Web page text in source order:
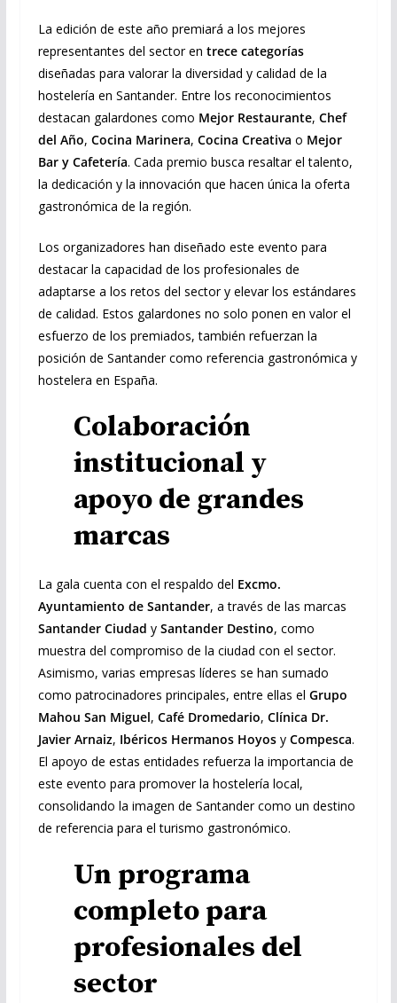
La edición de este año premiará a los mejores
representantes del sector en trece categorías
diseñadas para valorar la diversidad y calidad de la
hostelería en Santander. Entre los reconocimientos
destacan galardones como Mejor Restaurante, Chef
del Año, Cocina Marinera, Cocina Creativa o Mejor
Bar y Cafetería. Cada premio busca resaltar el talento,
la dedicación y la innovación que hacen única la oferta
gastronómica de la región.
Los organizadores han diseñado este evento para
destacar la capacidad de los profesionales de
adaptarse a los retos del sector y elevar los estándares
de calidad. Estos galardones no solo ponen en valor el
esfuerzo de los premiados, también refuerzan la
posición de Santander como referencia gastronómica y
hostelera en España.
Colaboración
institucional y
apoyo de grandes
marcas
La gala cuenta con el respaldo del Excmo.
Ayuntamiento de Santander, a través de las marcas
Santander Ciudad y Santander Destino, como
muestra del compromiso de la ciudad con el sector.
Asimismo, varias empresas líderes se han sumado
como patrocinadores principales, entre ellas el Grupo
Mahou San Miguel, Café Dromedario, Clínica Dr.
Javier Arnaiz, Ibéricos Hermanos Hoyosy Compesca.
El apoyo de estas entidades refuerza la importancia de
este evento para promover la hostelería local,
consolidando la imagen de Santander como un destino
de referencia para el turismo gastronómico.
Un programa
completo para
profesionales del
sector